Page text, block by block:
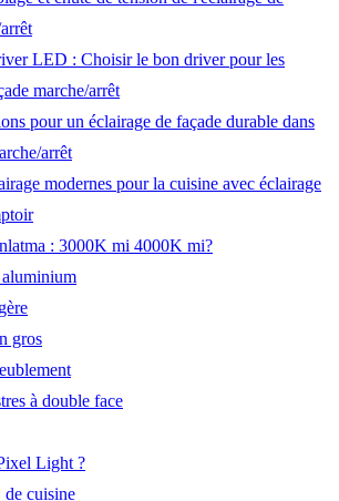
LED : Choisir le bon driver pour les
marche/arrêt
pour un éclairage de façade durable dans
arrêt
modernes pour la cuisine avec éclairage
: 3000K mi 4000K mi?
gros
à double face
Light ?
cuisine